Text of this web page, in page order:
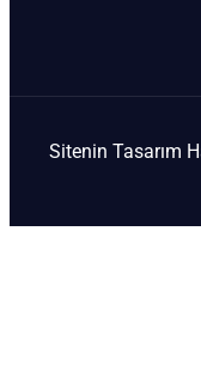
Sitenin Tasarım